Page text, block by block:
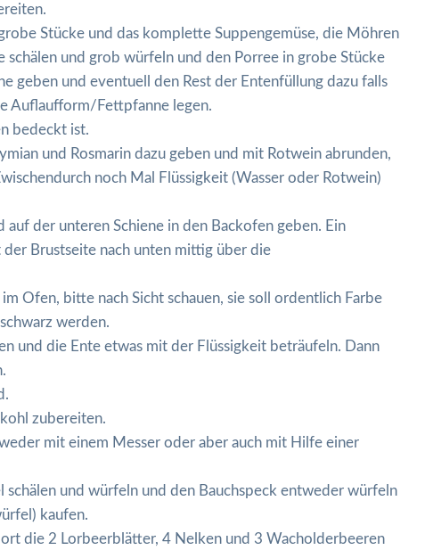
Stücke und das komplette Suppengemüse, die Möhren
und grob würfeln und den Porree in grobe Stücke
geben und eventuell den Rest der Entenfüllung dazu falls
Auflaufform/Fettpfanne legen.
bedeckt ist.
und Rosmarin dazu geben und mit Rotwein abrunden,
noch Mal Flüssigkeit (Wasser oder Rotwein)
der unteren Schiene in den Backofen geben. Ein
Brustseite nach unten mittig über die
Ofen, bitte nach Sicht schauen, sie soll ordentlich Farbe
werden.
und die Ente etwas mit der Flüssigkeit beträufeln. Dann
zubereiten.
mit einem Messer oder aber auch mit Hilfe einer
und würfeln und den Bauchspeck entweder würfeln
kaufen.
die 2 Lorbeerblätter, 4 Nelken und 3 Wacholderbeeren